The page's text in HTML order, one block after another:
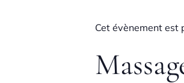
Cet évènement est